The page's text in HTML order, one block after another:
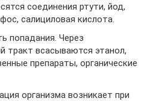
соединения ртути, йод,
салициловая кислота.
попадания. Через
тракт всасываются этанол,
препараты, органические
организма возникает при